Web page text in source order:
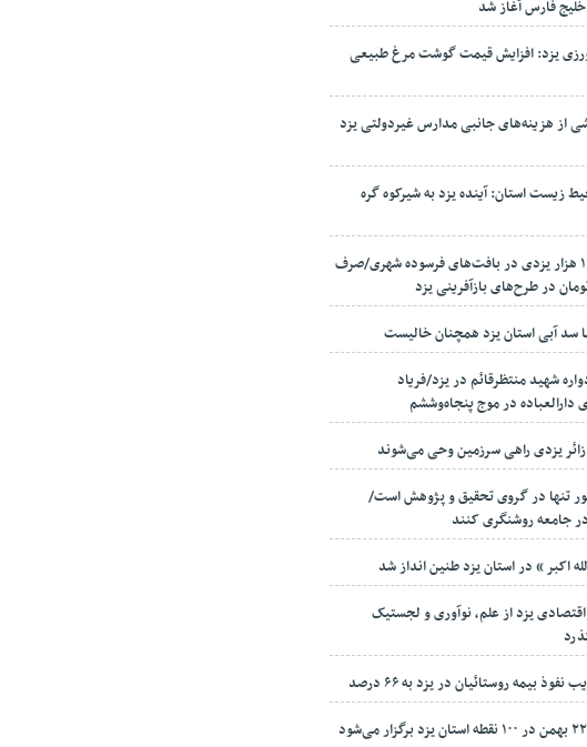
فارس آغاز شد
یزد: افزایش قیمت گوشت مرغ طبیعی
از هزینه‌های جانبی مدارس غیردولتی یزد
زیست استان: آینده یزد به شیرکوه گره
سکونت ۱۶۰ هزار یزدی در بافت‌های فرسوده شهری/صرف
سد آبی استان یزد همچنان خالیست
شهید منتظرقائم در یزد/فریاد
دارالعباده در موج پنجاه‌وششم
تنها در گروی تحقیق و پژوهش است/
جامعه روشنگری کنند
اکبر » در استان یزد طنین انداز شد
یزد از علم، نوآوری و لجستیک
بیمه روستائیان در یزد به ۶۶ درصد